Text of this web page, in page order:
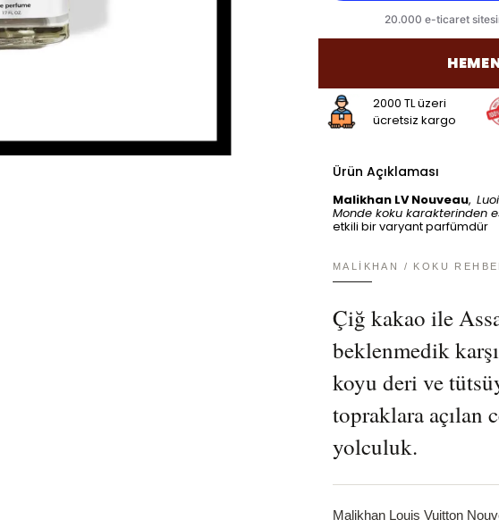
2000 TL üzeri
ücretsiz kargo
Ürün Açıklaması
Malikhan LV Nouveau,
Monde koku karakterinden
etkili bir varyant parfümdür
MALIKHAN / KOKU
Çiğ kakao ile
beklenmedik
koyu deri ve
topraklara açılan
yolculuk.
Malikhan Louis Vuitton